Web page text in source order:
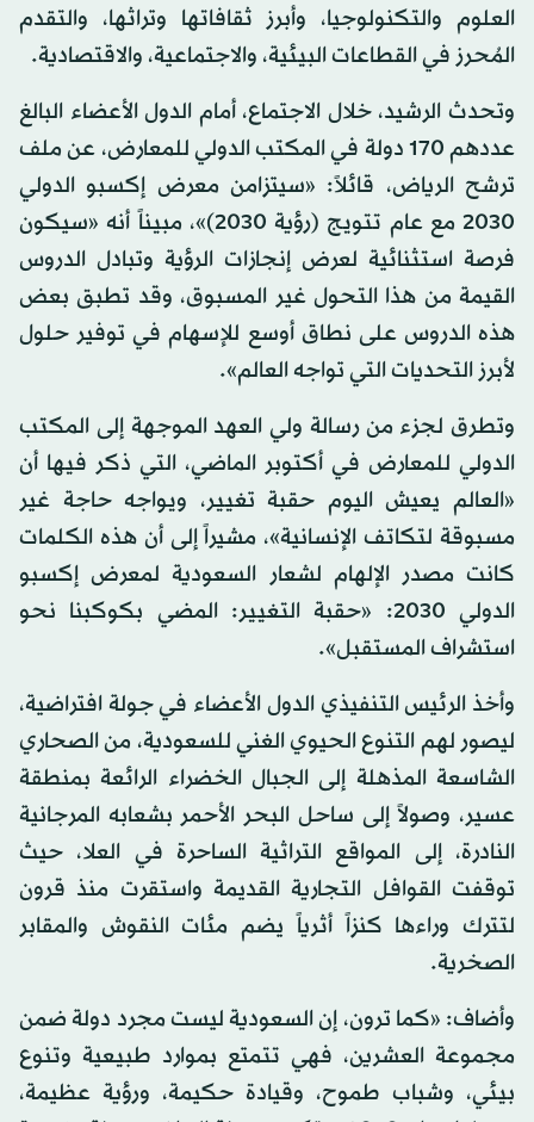
العلوم والتكنولوجيا، وأبرز ثقافاتها وتراثها، والتقدم
المُحرز في القطاعات البيئية، والاجتماعية، والاقتصادية.
وتحدث الرشيد، خلال الاجتماع، أمام الدول الأعضاء البالغ
عددهم 170 دولة في المكتب الدولي للمعارض، عن ملف
ترشح الرياض، قائلاً: «سيتزامن معرض إكسبو الدولي
2030 مع عام تتويج (رؤية 2030)»، مبيناً أنه «سيكون
فرصة استثنائية لعرض إنجازات الرؤية وتبادل الدروس
القيمة من هذا التحول غير المسبوق، وقد تطبق بعض
هذه الدروس على نطاق أوسع للإسهام في توفير حلول
لأبرز التحديات التي تواجه العالم».
وتطرق لجزء من رسالة ولي العهد الموجهة إلى المكتب
الدولي للمعارض في أكتوبر الماضي، التي ذكر فيها أن
«العالم يعيش اليوم حقبة تغيير، ويواجه حاجة غير
مسبوقة لتكاتف الإنسانية»، مشيراً إلى أن هذه الكلمات
كانت مصدر الإلهام لشعار السعودية لمعرض إكسبو
الدولي 2030: «حقبة التغيير: المضي بكوكبنا نحو
استشراف المستقبل».
وأخذ الرئيس التنفيذي الدول الأعضاء في جولة افتراضية،
ليصور لهم التنوع الحيوي الغني للسعودية، من الصحاري
الشاسعة المذهلة إلى الجبال الخضراء الرائعة بمنطقة
عسير، وصولاً إلى ساحل البحر الأحمر بشعابه المرجانية
النادرة، إلى المواقع التراثية الساحرة في العلا، حيث
توقفت القوافل التجارية القديمة واستقرت منذ قرون
لتترك وراءها كنزاً أثرياً يضم مئات النقوش والمقابر
الصخرية.
وأضاف: «كما ترون، إن السعودية ليست مجرد دولة ضمن
مجموعة العشرين، فهي تتمتع بموارد طبيعية وتنوع
بيئي، وشباب طموح، وقيادة حكيمة، ورؤية عظيمة،